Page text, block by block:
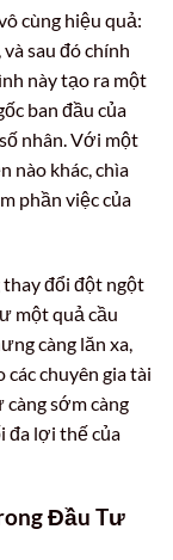
cùng hiệu quả:
sau đó chính
này tạo ra một
ban đầu của
nhân. Với một
nào khác, chìa
phần việc của
đổi đột ngột
một quả cầu
càng lăn xa,
chuyên gia tài
sớm càng
đa lợi thế của
Đầu Tư